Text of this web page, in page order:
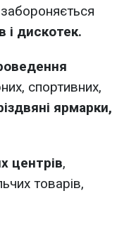
і дискотек.
спортивних,
ярмарки,
центрів,
товарів,